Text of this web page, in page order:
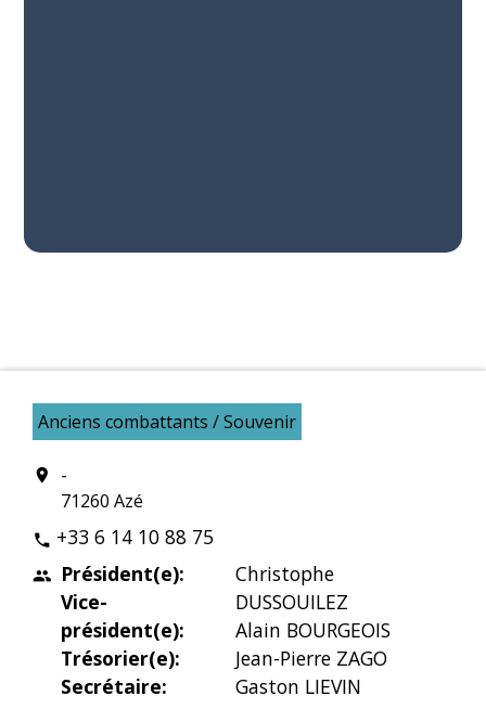
Anciens combattants / Souvenir
location_on
-
71260 Azé
phone +33 6 14 10 88 75
people
Président(e):
Vice-
président(e):
Trésorier(e):
Secrétaire:
Christophe
DUSSOUILEZ
Alain BOURGEOIS
Jean-Pierre ZAGO
Gaston LIEVIN